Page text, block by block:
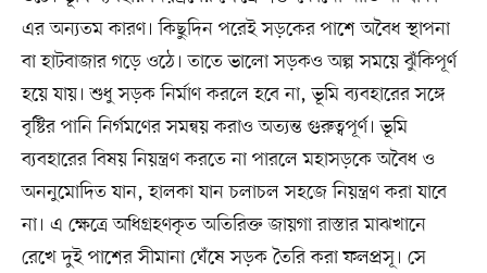
এর অন্যতম কারণ। কিছুদিন পরেই সড়কের পাশে অবৈধ স্থাপনা
বা হাটবাজার গড়ে ওঠে। তাতে ভালো সড়কও অল্প সময়ে ঝুঁকিপূর্ণ
হয়ে যায়। শুধু সড়ক নির্মাণ করলে হবে না, ভূমি ব্যবহারের সঙ্গে
বৃষ্টির পানি নির্গমণের সমন্বয় করাও অত্যন্ত গুরুত্বপূর্ণ। ভূমি
ব্যবহারের বিষয় নিয়ন্ত্রণ করতে না পারলে মহাসড়কে অবৈধ ও
অননুমোদিত যান, হালকা যান চলাচল সহজে নিয়ন্ত্রণ করা যাবে
না। এ ক্ষেত্রে অধিগ্রহণকৃত অতিরিক্ত জায়গা রাস্তার মাঝখানে
রেখে দুই পাশের সীমানা ঘেঁষে সড়ক তৈরি করা ফলপ্রসূ। সে